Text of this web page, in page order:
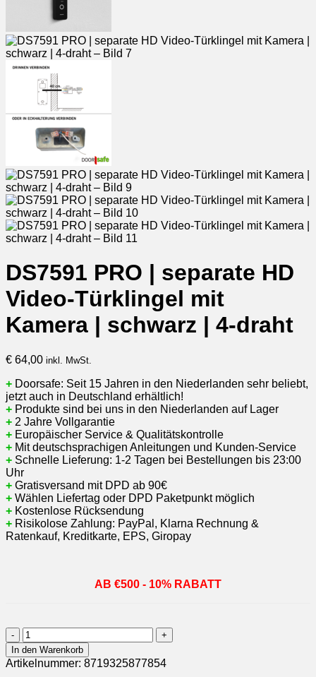
DS7591 PRO | separate HD
Video-Türklingel mit
Kamera | schwarz | 4-draht
€ 64,00 inkl. MwSt.
+ Doorsafe: Seit 15 Jahren in den Niederlanden sehr beliebt,
jetzt auch in Deutschland erhältlich!
+ Produkte sind bei uns in den Niederlanden auf Lager
+ 2 Jahre Vollgarantie
+ Europäischer Service & Qualitätskontrolle
+ Mit deutschsprachigen Anleitungen und Kunden-Service
+ Schnelle Lieferung: 1-2 Tagen bei Bestellungen bis 23:00
Uhr
+ Gratisversand mit DPD ab 90€
+ Wählen Liefertag oder DPD Paketpunkt möglich
+ Kostenlose Rücksendung
+ Risikolose Zahlung: PayPal, Klarna Rechnung &
Ratenkauf, Kreditkarte, EPS, Giropay
AB €500 - 10% RABATT
DS7591
PRO
|
separate
In den Warenkorb
Artikelnummer: 8719325877854